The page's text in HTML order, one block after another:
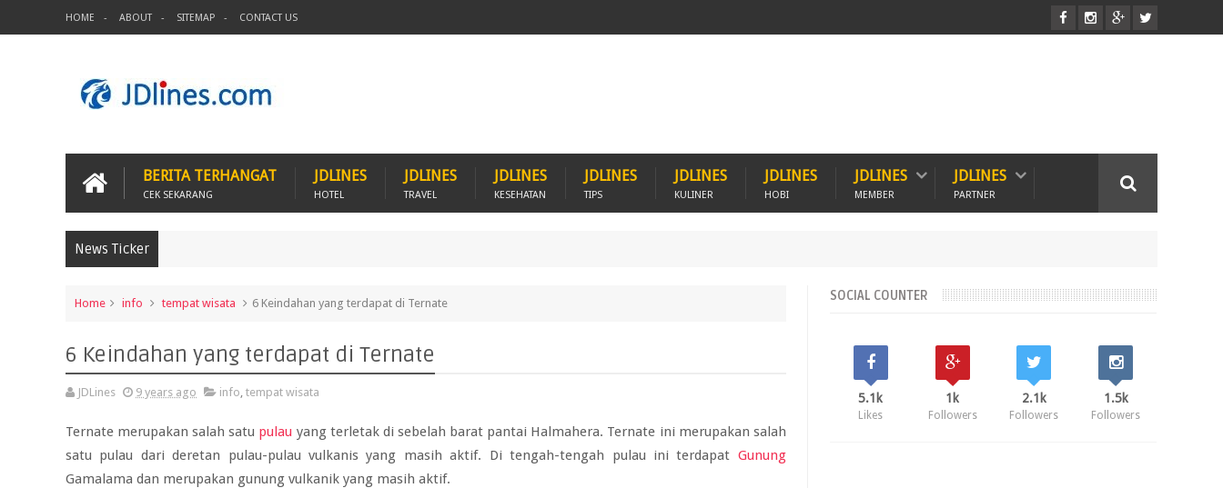
HOME ABOUT SITEMAP CONTACT US
BERITA TERHANGAT
CEK SEKARANG
JDLINES
HOTEL
JDLINES
TRAVEL
JDLINES
KESEHATAN
JDLINES
TIPS
JDLINES
KULINER
JDLINES
HOBI
JDLINES
MEMBER
JDLINES
PARTNER
News Ticker
Home info tempat wisata 6 Keindahan yang terdapat di Ternate
6 Keindahan yang terdapat di Ternate
JDLines 9 years ago info, tempat wisata
Ternate merupakan salah satu pulau yang terletak di sebelah barat pantai Halmahera. Ternate ini merupakan salah
satu pulau dari deretan pulau-pulau vulkanis yang masih aktif. Di tengah-tengah pulau ini terdapat Gunung
Gamalama dan merupakan gunung vulkanik yang masih aktif.
SOCIAL COUNTER
5.1k
Likes
1k
Followers
2.1k
Followers
1.5k
Followers